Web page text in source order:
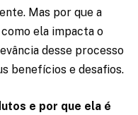
Mas por que a
ela impacta o
desse processo
benefícios e desafios.
e por que ela é